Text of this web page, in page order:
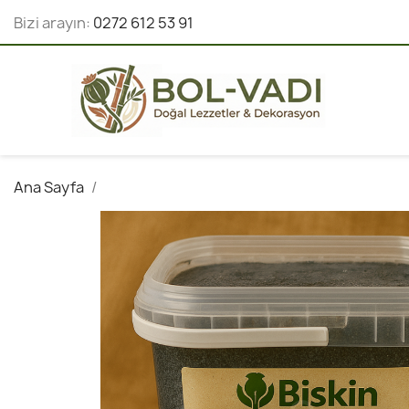
Bizi arayın: 0272 612 53 91
Ana Sayfa